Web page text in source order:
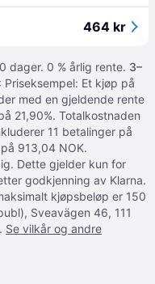
464 kr
dager. 0 % årlig rente. 3–
: Priseksempel: Et kjøp på
med en gjeldende rente
21,90%. Totalkostnaden
11 betalinger på
913,04 NOK.
Dette gjelder kun for
godkjenning av Klarna.
kjøpsbeløp er 150
Sveavägen 46, 111
Se vilkår og andre